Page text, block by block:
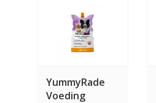
YummyRade
Voeding